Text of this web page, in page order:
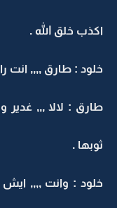
اكذب خلق الله .
خلود : طارق ,,,, انت
طارق : لالا ,,, غدير
ثوبها .
خلود : وانت ,,,, ايش